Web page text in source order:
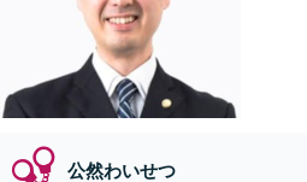
公然わいせつ